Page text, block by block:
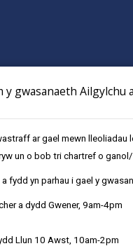
gwasanaeth Ailgylchu
ar gael mewn lleoliadau
un o bob tri chartref o
fydd yn parhau i gael y
a dydd Gwener, 9am-4pm
Llun 10 Awst, 10am-2pm
Newyddion
Fy Nghyfrifon